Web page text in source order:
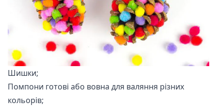
Шишки;
Помпони готові або вовна для валяння різних
кольорів;